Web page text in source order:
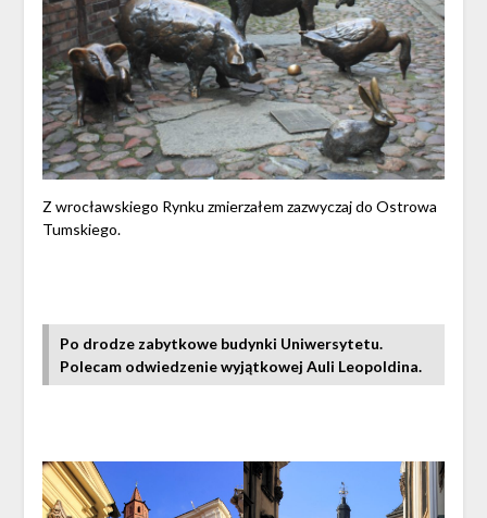
Z wrocławskiego Rynku zmierzałem zazwyczaj do Ostrowa
Tumskiego.
Po drodze zabytkowe budynki Uniwersytetu.
Polecam odwiedzenie wyjątkowej Auli Leopoldina.